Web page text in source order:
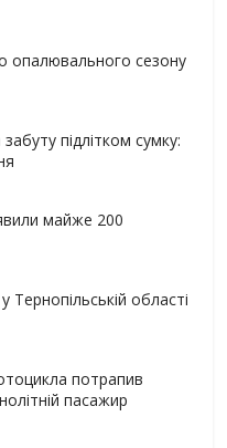
опалювального сезону
підлітком сумку:
майже 200
Тернопільській області
потрапив
пасажир